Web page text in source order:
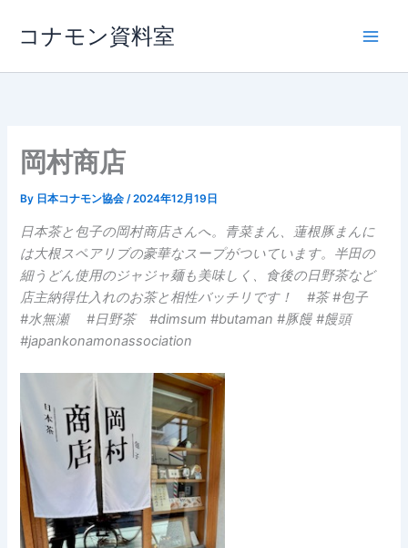
ス
コナモン資料室
岡村商店
By 日本コナモン協会/2024年12月19日
日本茶と包子の岡村商店さんへ。青菜まん、蓮根豚まんに
は大根スペアリブの豪華なスープがついています。半田の
細うどん使用のジャジャ麺も美味しく、食後の日野茶など
店主納得仕入れのお茶と相性バッチリです！ #茶 #包子
#水無瀬 #日野茶 #dimsum #butaman #豚饅 #饅頭
#japankonamonassociation